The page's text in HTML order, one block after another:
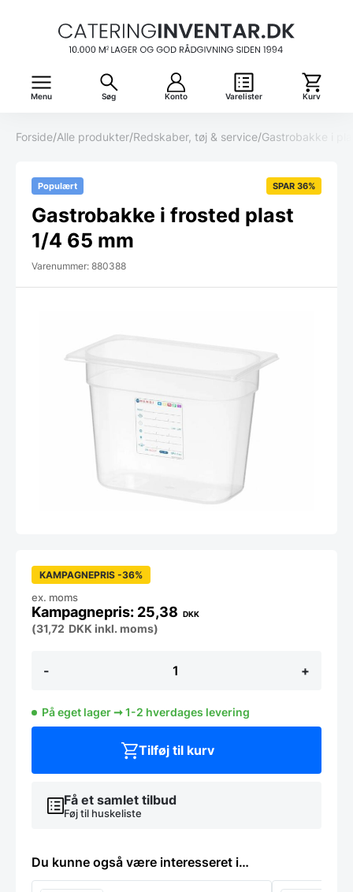
Menu Søg Konto Varelister Kurv
Forside/Alle produkter/Redskaber, tøj & service/Gastrobakke i
Populært SPAR 36%
Gastrobakke i frosted plast
1/4 65 mm
Varenummer: 880388
-
1/4
65
+
KAMPAGNEPRIS -36%
25,38 DKK
ex. moms
(31,72 DKK inkl. moms)
På eget lager ➞ 1-2 hverdages levering
Få et samlet tilbud
Føj til huskeliste
Tilføj til kurv
Du kunne også være interesseret i…